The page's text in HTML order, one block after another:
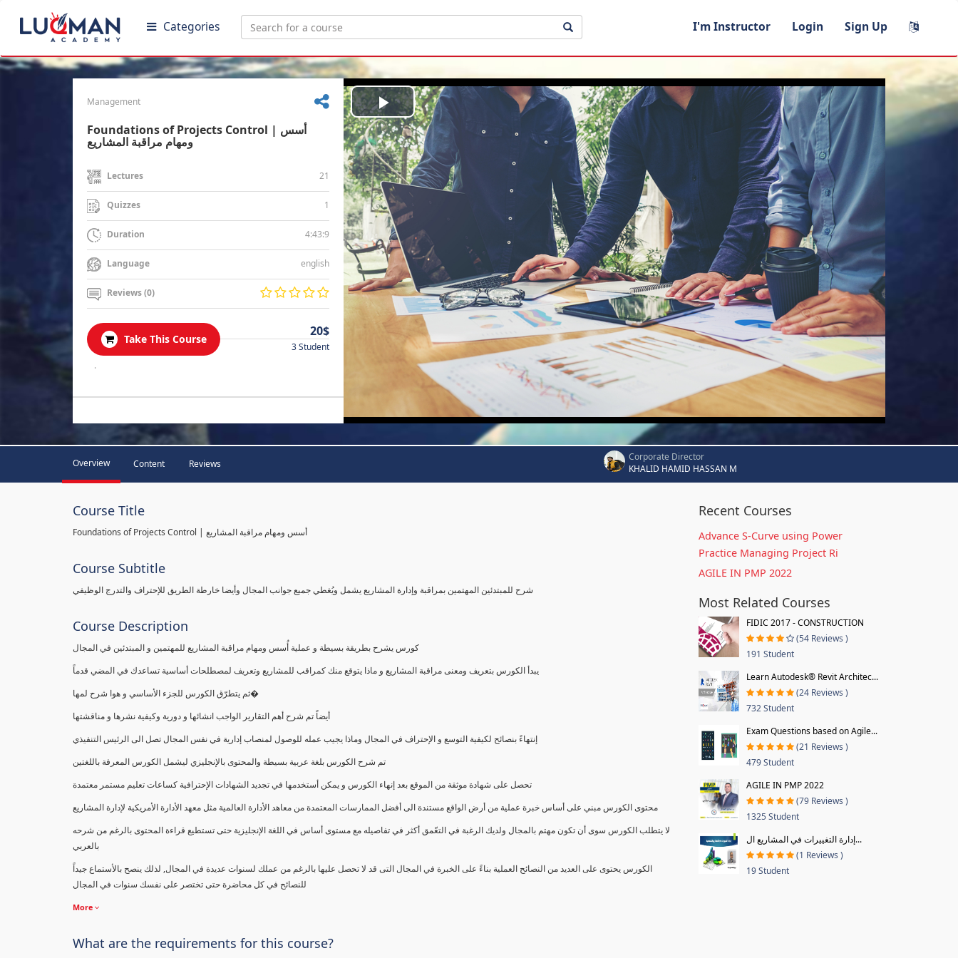
Categories I'm Instructor Login Sign Up
Management
Foundations of Projects Control | أسس
ومهام مراقبة المشاريع
Lectures 21
Quizzes 1
Duration 4:43:9
Language english
Reviews (0)
Take This Course
20$
3 Student
.
Play
Video
Overview Content Reviews
Corporate Director
KHALID HAMID HASSAN M
Course Title
Foundations of Projects Control | أسس ومهام مراقبة المشاريع
Course Subtitle
شرح للمبتدئين المهتمين بمراقبة وإدارة المشاريع يشمل ويُغطي جميع جوانب المجال وأيضا خارطة الطريق للإحتراف والتدرج الوظيفي
Course Description
كورس يشرح بطريقة بسيطة و عملية أُسس ومهام مراقبة المشاريع للمهتمين و المبتدئين في المجال
يبدأ الكورس بتعريف ومعنى مراقبة المشاريع و ماذا يتوقع منك كمراقب للمشاريع وتعريف لمصطلحات أساسية تساعدك في المضي قدماً
ثم يتطرّق الكورس للجزء الأساسي و هوا شرح لمها�
أيضاً تم شرح أهم التقارير الواجب انشائها و دورية وكيفية نشرها و مناقشتها
إنتهاءً بنصائح لكيفية التوسع و الإحتراف في المجال وماذا يجيب عمله للوصول لمنصاب إدارية في نفس المجال تصل الى الرئيس التنفيذي
تم شرح الكورس بلغة عربية بسيطة والمحتوى بالإنجليزي ليشمل الكورس المعرفة باللغتين
تحصل على شهادة موثقة من الموقع بعد إنهاء الكورس و يمكن أستخدمها في تجديد الشهادات الإحترافية كساعات تعليم مستمر معتمدة
محتوى الكورس مبني على أساس خبرة عملية من أرض الواقع مستندة الى أفضل الممارسات المعتمدة من معاهد الأدارة العالمية مثل معهد الأدارة الأمريكية لإدارة المشاريع
لا يتطلب الكورس سوى أن تكون مهتم بالمجال ولديك الرغبة في التعّمق أكثر في تفاصيله مع مستوى أساس في اللغة الإنجليزية حتى تستطيع قراءة المحتوى بالرغم من شرحه
بالعربي
الكورس يحتوى على العديد من النصائح العملية بناءً على الخبرة في المجال التى قد لا تحصل عليها بالرغم من عملك لسنوات عديدة في المجال, لذلك ينصح بالأستماع جيداً
للنصائح في كل محاضرة حتى تختصر على نفسك سنوات في المجال
More
What are the requirements for this course?
Recent Courses
Advance S-Curve using Power
Practice Managing Project Ri
AGILE IN PMP 2022
Most Related Courses
FIDIC 2017 - CONSTRUCTION
(54 Reviews )
191 Student
Learn Autodesk® Revit Architec...
(24 Reviews )
732 Student
Exam Questions based on Agile...
(21 Reviews )
479 Student
AGILE IN PMP 2022
(79 Reviews )
1325 Student
إدارة التغييرات في المشاريع ال...
(1 Reviews )
19 Student